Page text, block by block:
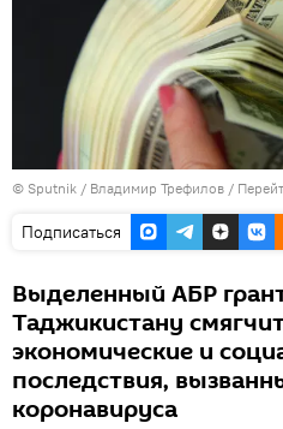
© Sputnik / Владимир Трефилов /
Подписаться
Выделенный АБР
Таджикистану
экономические и
последствия,
коронавируса